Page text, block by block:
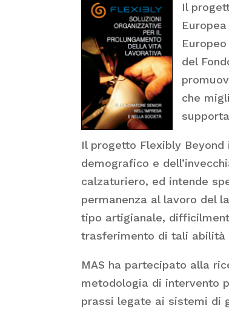
Il
del
che
Il progetto Flexibly
demografico e
calzaturiero, ed intende
permanenza al lavoro del
tipo artigianale,
trasferimento di tali abilità
MAS ha partecipato alla
metodologia di intervento
prassi legate ai sistemi di